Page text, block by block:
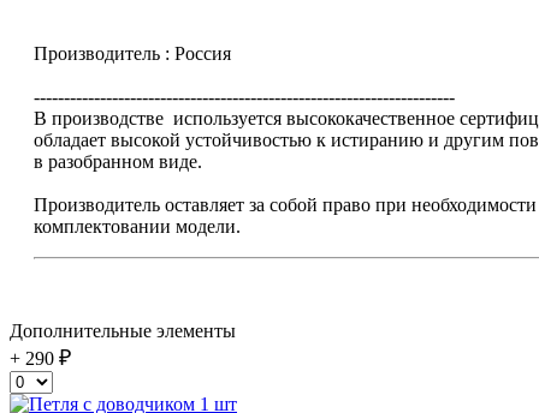
Производитель : Россия
----------------------------------------------------------------------
В производстве используется высококачественное
обладает высокой устойчивостью к истиранию и другим
в разобранном виде.
Производитель оставляет за собой право при
комплектовании модели.
Дополнительные элементы
+ 290